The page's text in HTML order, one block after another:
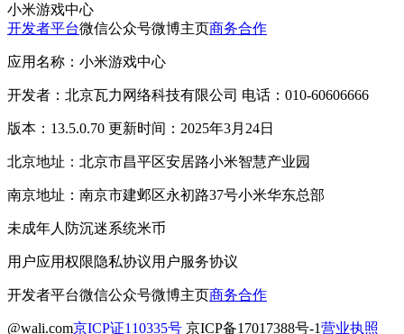
小米游戏中心
开发者平台微信公众号微博主页商务合作
应用名称：小米游戏中心
开发者：北京瓦力网络科技有限公司 电话：010-60606666
版本：13.5.0.70 更新时间：2025年3月24日
北京地址：北京市昌平区安居路小米智慧产业园
南京地址：南京市建邺区永初路37号小米华东总部
未成年人防沉迷系统米币
用户应用权限隐私协议用户服务协议
开发者平台微信公众号微博主页商务合作
@wali.com京ICP证110335号 京ICP备17017388号-1营业执照